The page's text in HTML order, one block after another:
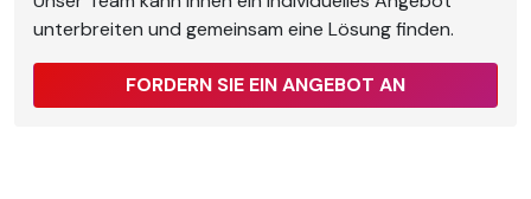
unterbreiten und gemeinsam eine Lösung finden.
FORDERN SIE EIN ANGEBOT AN